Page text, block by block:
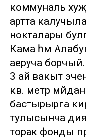
коммуналь
артта
нокталары
Кама һәм
аеруча
3 ай вакыт
кв. метр
бастырырга
тулысынча
торак фонды